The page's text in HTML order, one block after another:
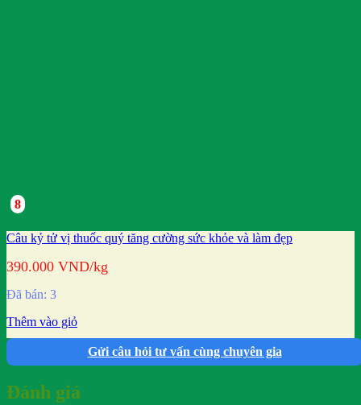
8
Câu kỷ tử vị thuốc quý tăng cường sức khỏe và làm đẹp
390.000 VND/kg
Đã bán: 3
Thêm vào giỏ
Gửi câu hỏi tư vấn cùng chuyên gia
Đánh giá